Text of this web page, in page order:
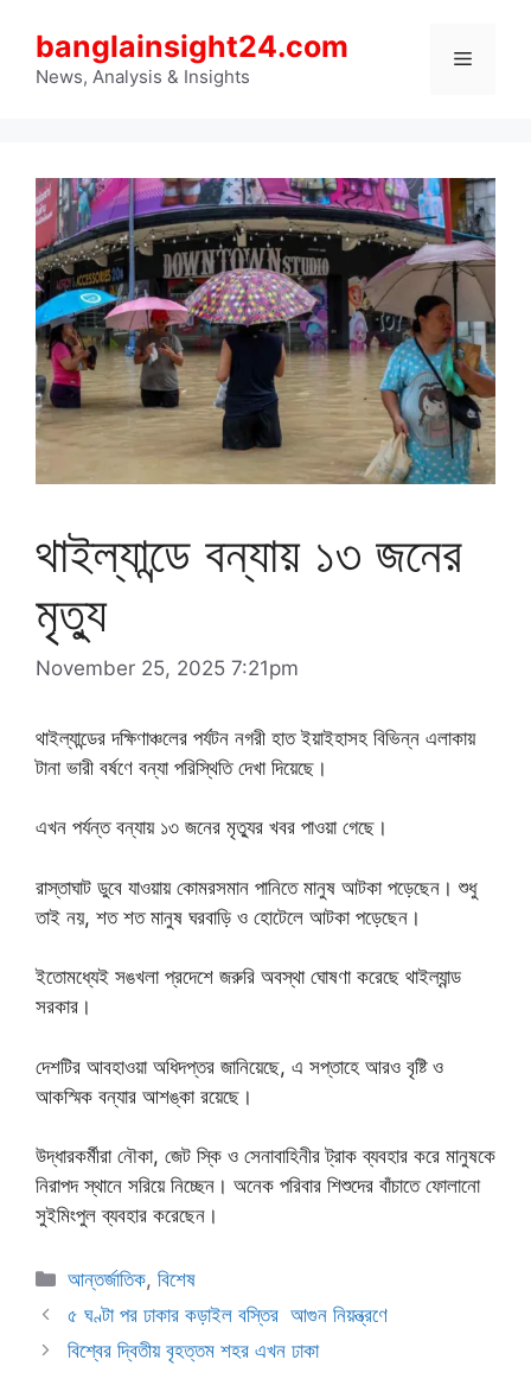
content
banglainsight24.com
News, Analysis & Insights
Menu
থাইল্যান্ডে বন্যায় ১৩ জনের
মৃত্যু
November 25, 2025 7:21pm
থাইল্যান্ডের দক্ষিণাঞ্চলের পর্যটন নগরী হাত ইয়াইহাসহ বিভিন্ন এলাকায়
টানা ভারী বর্ষণে বন্যা পরিস্থিতি দেখা দিয়েছে।
এখন পর্যন্ত বন্যায় ১৩ জনের মৃত্যুর খবর পাওয়া গেছে।
রাস্তাঘাট ডুবে যাওয়ায় কোমরসমান পানিতে মানুষ আটকা পড়েছেন। শুধু
তাই নয়, শত শত মানুষ ঘরবাড়ি ও হোটেলে আটকা পড়েছেন।
ইতোমধ্যেই সঙখলা প্রদেশে জরুরি অবস্থা ঘোষণা করেছে থাইল্যান্ড
সরকার।
দেশটির আবহাওয়া অধিদপ্তর জানিয়েছে, এ সপ্তাহে আরও বৃষ্টি ও
আকস্মিক বন্যার আশঙ্কা রয়েছে।
উদ্ধারকর্মীরা নৌকা, জেট স্কি ও সেনাবাহিনীর ট্রাক ব্যবহার করে মানুষকে
নিরাপদ স্থানে সরিয়ে নিচ্ছেন। অনেক পরিবার শিশুদের বাঁচাতে ফোলানো
সুইমিংপুল ব্যবহার করেছেন।
Categories
আন্তর্জাতিক,বিশেষ
৫ ঘণ্টা পর ঢাকার কড়াইল বস্তির আগুন নিয়ন্ত্রণে
বিশ্বের দ্বিতীয় বৃহত্তম শহর এখন ঢাকা